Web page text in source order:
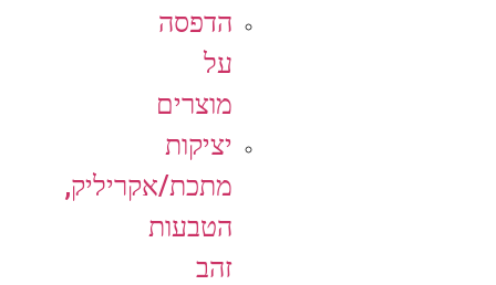
הדפסה
על
מוצרים
יציקות
מתכת/אקריליק,
הטבעות
זהב